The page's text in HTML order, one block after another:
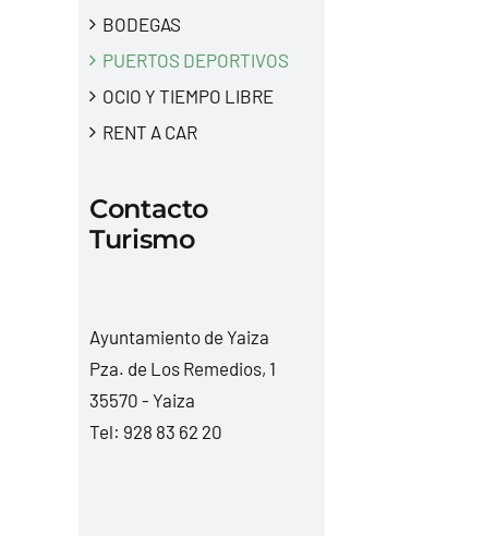
BODEGAS
PUERTOS DEPORTIVOS
OCIO Y TIEMPO LIBRE
RENT A CAR
Contacto
Turismo
Ayuntamiento de Yaiza
Pza. de Los Remedios, 1
35570 - Yaiza
Tel: 928 83 62 20